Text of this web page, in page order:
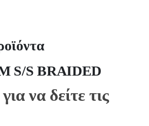
S/S BRAIDED
να δείτε τις